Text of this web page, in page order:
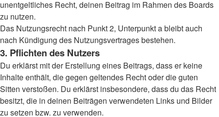
unentgeltliches Recht, deinen Beitrag im Rahmen des Boards
zu nutzen.
Das Nutzungsrecht nach Punkt 2, Unterpunkt a bleibt auch
nach Kündigung des Nutzungsvertrages bestehen.
3. Pflichten des Nutzers
Du erklärst mit der Erstellung eines Beitrags, dass er keine
Inhalte enthält, die gegen geltendes Recht oder die guten
Sitten verstoßen. Du erklärst insbesondere, dass du das Recht
besitzt, die in deinen Beiträgen verwendeten Links und Bilder
zu setzen bzw. zu verwenden.